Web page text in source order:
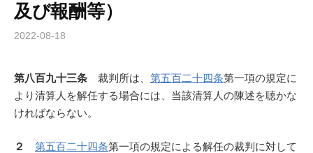
及び報酬等）
2022-08-18
第八百九十三条 裁判所は、 第五百二十四条第一項の規定に
より清算人を解任する場合には、当該清算人の陳述を聴かな
ければならない。
２ 第五百二十四条第一項の規定による解任の裁判に対して